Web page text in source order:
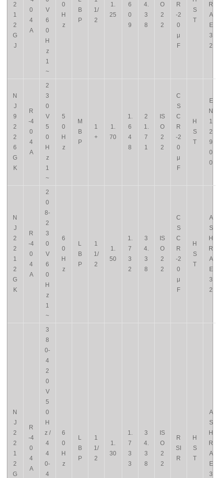
2
1
2
G
J
0
4
A
V
6
0
H
z
1
~
0
H
z
B
P
1/
2
1.
25
6
0
9
4.
3
8
O
2
2
R
-2
0
μ
F
S
T
R
A
E
3
2
N
J
9
2
2
6
G
K
R
-4
0
4
A
2
3
0
V
5
0
H
z
1
~
5
0
H
z
M
B
P
1
+
1.
70
1.
6
4
8
2
1.
7
1
IS
O
2
2
C
S
C
R
-2
0
μ
F
H
S
T
E
N
1
2
9
0
0
N
J
2
2
1
2
G
K
R
-4
0
4
A
2
0
8-
2
3
0
V
6
0
H
z
1
~
6
0
H
z
L
B
P
1
1/
2
1.
50
1.
7
3
2
3
4.
3
8
IS
O
2
2
C
S
C
R
-2
0
μ
F
H
S
T
A
S
H
R
A
E
3
2
N
J
2
2
1
2
G
R
-4
0
4
A
3
8
0-
4
2
0
V
5
0
H
z /
4
4
0-
4
6
0
H
z
L
B
P
1
1/
2
1.
30
1.
7
3
3
3
4.
3
8
IS
O
2
2
R
SI
R
H
S
T
A
S
H
R
A
E
3